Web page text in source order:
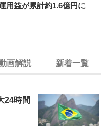
用益が累計約1.6億円に
画解説 新着一覧
24時間